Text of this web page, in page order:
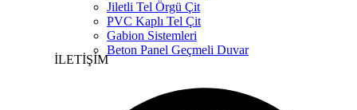
Jiletli Tel Örgü Çit
PVC Kaplı Tel Çit
Gabion Sistemleri
Beton Panel Geçmeli Duvar
İLETİŞİM